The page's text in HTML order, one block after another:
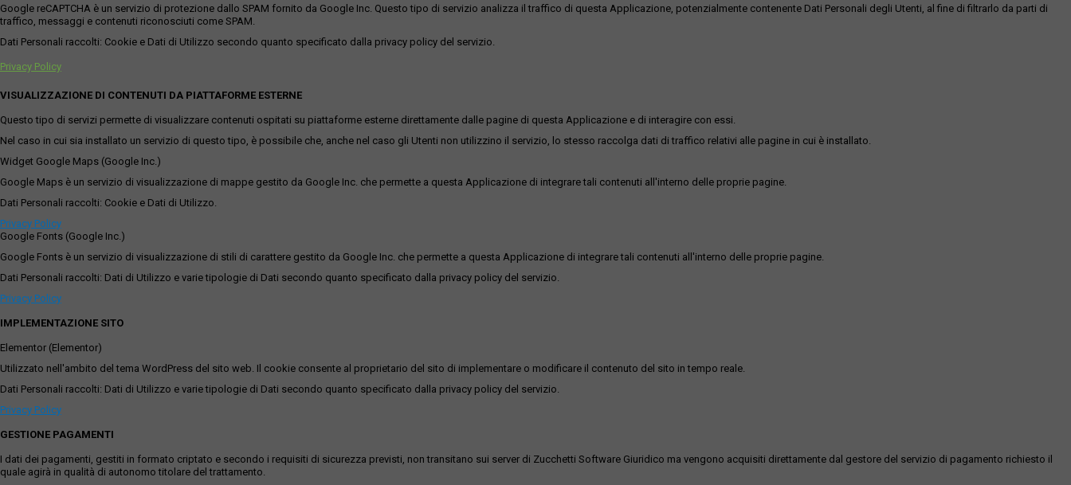
Google reCAPTCHA è un servizio di protezione dallo SPAM fornito da Google Inc. Questo tipo di servizio analizza il traffico di questa Applicazione, potenzialmente contenente Dati Personali degli Utenti, al fine di filtrarlo da parti di
traffico, messaggi e contenuti riconosciuti come SPAM.
Dati Personali raccolti: Cookie e Dati di Utilizzo secondo quanto specificato dalla privacy policy del servizio.
Privacy Policy
VISUALIZZAZIONE DI CONTENUTI DA PIATTAFORME ESTERNE
Questo tipo di servizi permette di visualizzare contenuti ospitati su piattaforme esterne direttamente dalle pagine di questa Applicazione e di interagire con essi.
Nel caso in cui sia installato un servizio di questo tipo, è possibile che, anche nel caso gli Utenti non utilizzino il servizio, lo stesso raccolga dati di traffico relativi alle pagine in cui è installato.
Widget Google Maps (Google Inc.)
Google Maps è un servizio di visualizzazione di mappe gestito da Google Inc. che permette a questa Applicazione di integrare tali contenuti all'interno delle proprie pagine.
Dati Personali raccolti: Cookie e Dati di Utilizzo.
Privacy Policy
Google Fonts (Google Inc.)
Google Fonts è un servizio di visualizzazione di stili di carattere gestito da Google Inc. che permette a questa Applicazione di integrare tali contenuti all'interno delle proprie pagine.
Dati Personali raccolti: Dati di Utilizzo e varie tipologie di Dati secondo quanto specificato dalla privacy policy del servizio.
Privacy Policy
IMPLEMENTAZIONE SITO
Elementor (Elementor)
Utilizzato nell'ambito del tema WordPress del sito web. Il cookie consente al proprietario del sito di implementare o modificare il contenuto del sito in tempo reale.
Dati Personali raccolti: Dati di Utilizzo e varie tipologie di Dati secondo quanto specificato dalla privacy policy del servizio.
Privacy Policy
GESTIONE PAGAMENTI
I dati dei pagamenti, gestiti in formato criptato e secondo i requisiti di sicurezza previsti, non transitano sui server di Zucchetti Software Giuridico ma vengono acquisiti direttamente dal gestore del servizio di pagamento richiesto il
quale agirà in qualità di autonomo titolare del trattamento.